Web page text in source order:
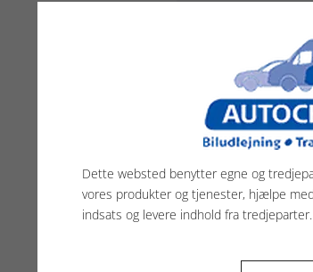
Har du
håndplukket et
Dette websted benytter egne og
vores produkter og tjenester, hjælpe
indsats og levere indhold fra